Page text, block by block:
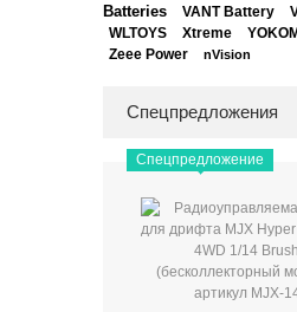
Batteries
VANT Battery
WLTOYS Xtreme
Zeee Power nVision
Спецпредложения
Спецпредложение